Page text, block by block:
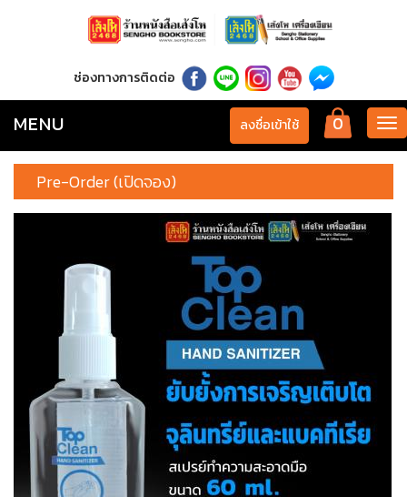
ช่องทางการติดต่อ
0
ลงชื่อเข้าใช้
MENU
Pre-Order (เปิดจอง)